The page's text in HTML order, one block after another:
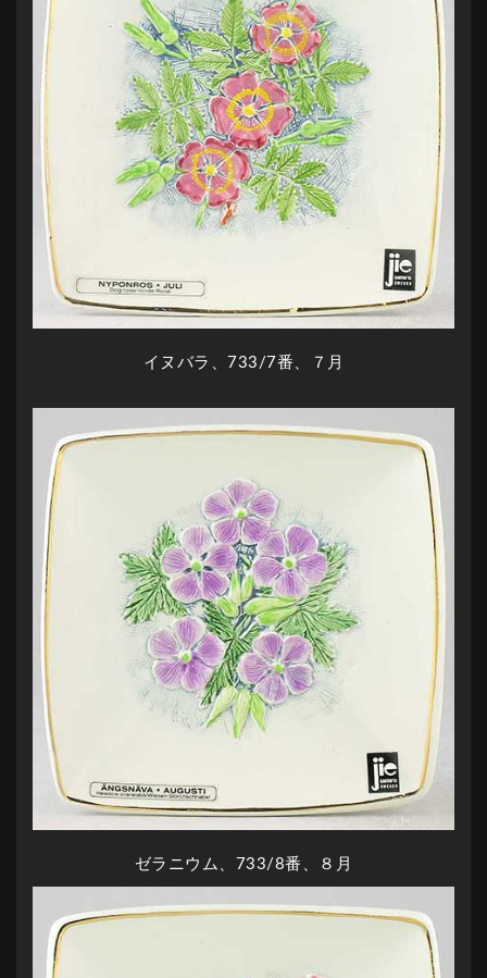
イヌバラ、733/7番、７月
ゼラニウム、733/8番、８月